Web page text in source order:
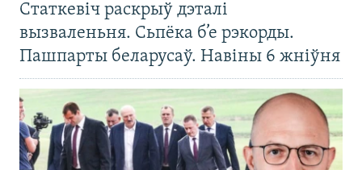
Статкевіч раскрыў дэталі
вызваленьня. Сьпёка б’е рэкорды.
Пашпарты беларусаў. Навіны 6 жніўня